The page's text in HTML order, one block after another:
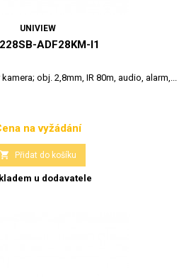
UNIVIEW
ADF28KM-I1
obj. 2,8mm, IR 80m, audio, alarm,...
Cena
na vyžádání
 Přidat do košíku
u dodavatele